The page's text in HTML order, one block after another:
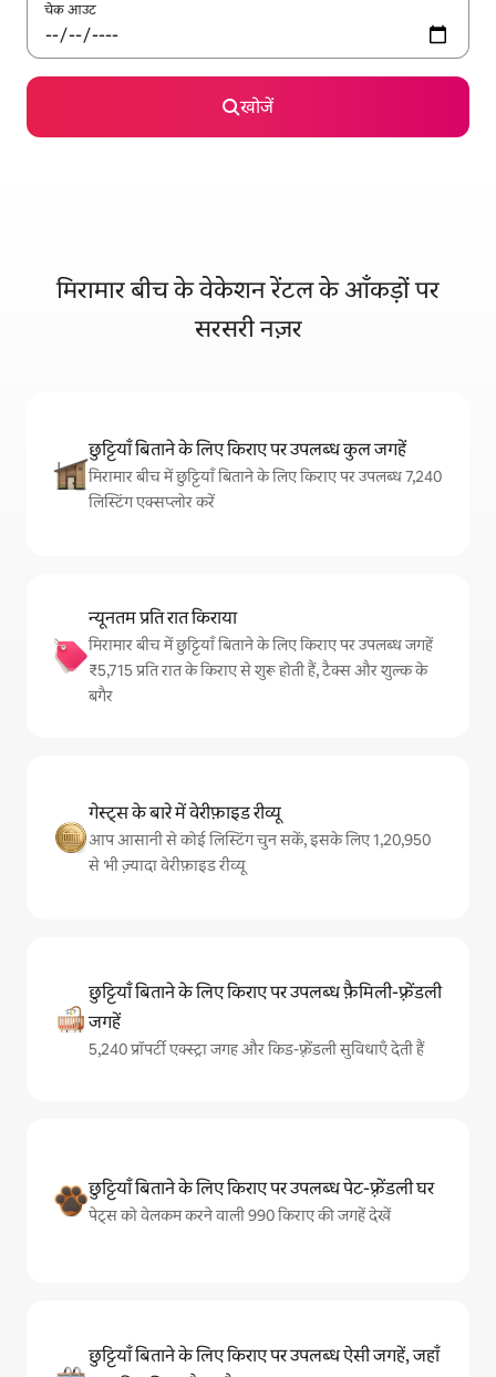
चेक आउट
खोजें
मिरामार बीच के वेकेशन रेंटल के आँकड़ों पर
सरसरी नज़र
छुट्टियाँ बिताने के लिए किराए पर उपलब्ध कुल जगहें
मिरामार बीच में छुट्टियाँ बिताने के लिए किराए पर उपलब्ध 7,240
लिस्टिंग एक्सप्लोर करें
न्यूनतम प्रति रात किराया
मिरामार बीच में छुट्टियाँ बिताने के लिए किराए पर उपलब्ध जगहें
₹5,715 प्रति रात के किराए से शुरू होती हैं, टैक्स और शुल्क के
बगैर
गेस्ट्स के बारे में वेरीफ़ाइड रीव्यू
आप आसानी से कोई लिस्टिंग चुन सकें, इसके लिए 1,20,950
से भी ज़्यादा वेरीफ़ाइड रीव्यू
छुट्टियाँ बिताने के लिए किराए पर उपलब्ध फ़ैमिली-फ़्रेंडली
जगहें
5,240 प्रॉपर्टी एक्स्ट्रा जगह और किड-फ़्रेंडली सुविधाएँ देती हैं
छुट्टियाँ बिताने के लिए किराए पर उपलब्ध पेट-फ़्रेंडली घर
पेट्स को वेलकम करने वाली 990 किराए की जगहें देखें
छुट्टियाँ बिताने के लिए किराए पर उपलब्ध ऐसी जगहें, जहाँ